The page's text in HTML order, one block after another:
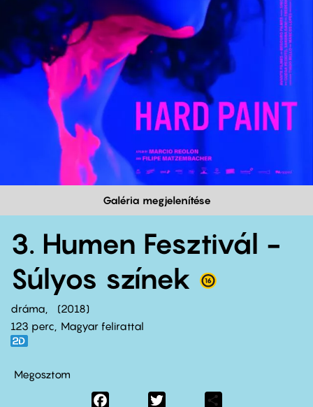
Galéria megjelenítése
3. Humen Fesztivál -
Súlyos színek
dráma
2018
123 perc,
Magyar felirattal
Megosztom
Facebook